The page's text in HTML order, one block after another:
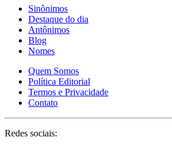
Sinônimos
Destaque do dia
Antônimos
Blog
Nomes
Quem Somos
Política Editorial
Termos e Privacidade
Contato
Redes sociais: